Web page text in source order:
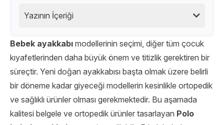
Yazının İçeriği
Bebek ayakkabı modellerinin seçimi, diğer tüm çocuk
kıyafetlerinden daha büyük önem ve titizlik gerektiren bir
süreçtir. Yeni doğan ayakkabısı başta olmak üzere belirli
bir döneme kadar giyeceği modellerin kesinlikle ortopedik
ve sağlıklı ürünler olması gerekmektedir. Bu aşamada
kalitesi belgele ve ortopedik ürünler tasarlayan Polo